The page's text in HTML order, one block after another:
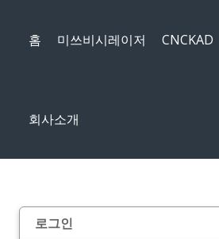
홈 미쓰비시레이저 CNCKAD
회사소개
로그인